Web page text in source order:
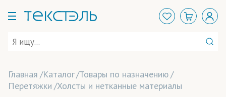
Главная Каталог Товары по назначению
Перетяжки Холсты и нетканные материалы